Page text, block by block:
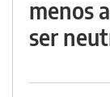
menos
ser